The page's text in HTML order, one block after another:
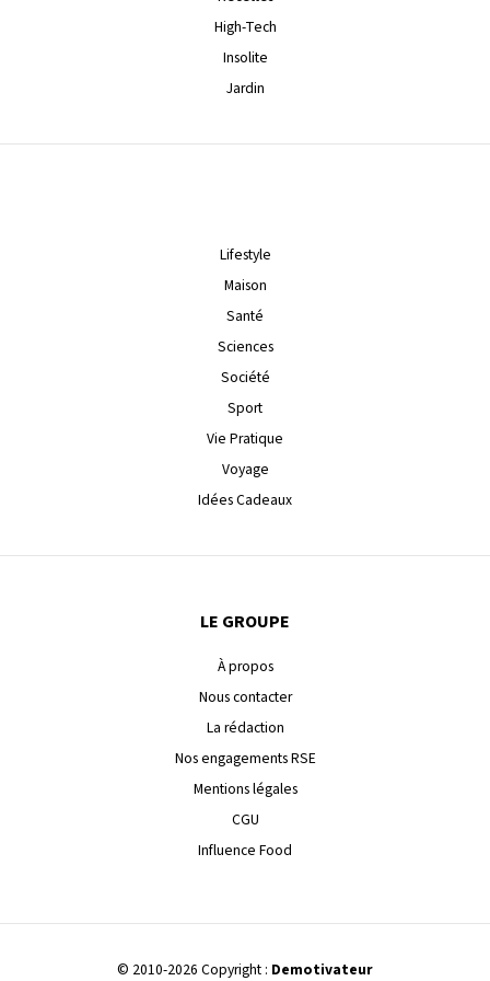
High-Tech
Insolite
Jardin
Lifestyle
Maison
Santé
Sciences
Société
Sport
Vie Pratique
Voyage
Idées Cadeaux
LE GROUPE
À propos
Nous contacter
La rédaction
Nos engagements RSE
Mentions légales
CGU
Influence Food
© 2010-2026 Copyright : Demotivateur